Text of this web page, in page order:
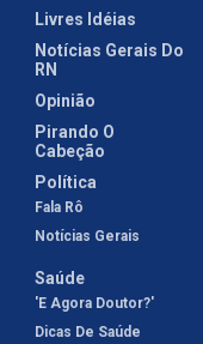
Livres Idéias
Notícias Gerais Do
RN
Opinião
Pirando O
Cabeção
Política
Fala Rô
Notícias Gerais
Saúde
'E Agora Doutor?'
Dicas De Saúde